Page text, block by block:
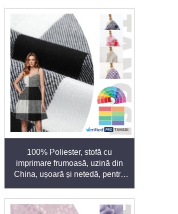
sau lâna. Aceste amestecuri
și ușurința în întreținere a
ecologice. Certificările noastre,
stricte de mediu și siguranță.
precum poliester-bumbac
100% Poliester, stofă cu
imprimare frumoasă, uzină din
China, ușoară și netedă, pentru
pentru rochii și băieți